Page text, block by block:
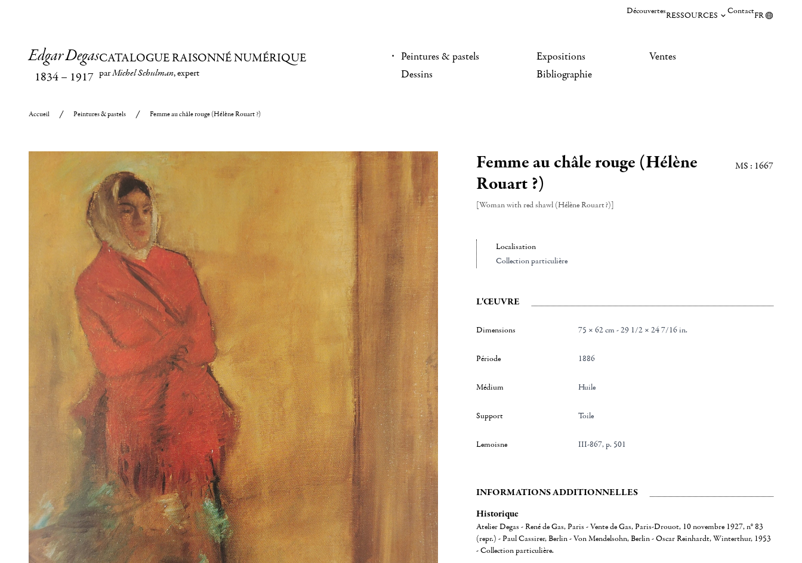
DécouvertesRESSOURCES ContactFR
Edgar Degas
1834– 1917
CATALOGUE RAISONNÉ NUMÉRIQUE
parMichel Schulman, expert
Peintures & pastels
Dessins
Expositions
Bibliographie
Ventes
Accueil Peintures & pastels Femme au châle rouge (Hélène Rouart ?)
Femme au châle rouge (Hélène
Rouart ?)
[Woman with red shawl (Hélène Rouart?)]
MS : 1667
Localisation
Collection particulière
L'ŒUVRE
Dimensions 75 × 62 cm - 29 1/2 × 24 7/16 in.
Période 1886
Médium Huile
Support Toile
Lemoisne III-867, p. 501
INFORMATIONS ADDITIONNELLES
Historique
Atelier Degas - René de Gas, Paris - Vente de Gas, Paris-Drouot, 10 novembre 1927, n° 83
(repr.) - Paul Cassirer, Berlin - Von Mendelsohn, Berlin - Oscar Reinhardt, Winterthur, 1953
- Collection particulière.